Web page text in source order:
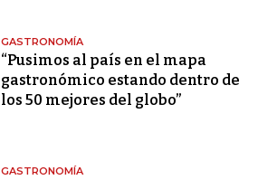
GASTRONOMÍA
“Pusimos al país en el mapa
gastronómico estando dentro de
los 50 mejores del globo”
GASTRONOMÍA